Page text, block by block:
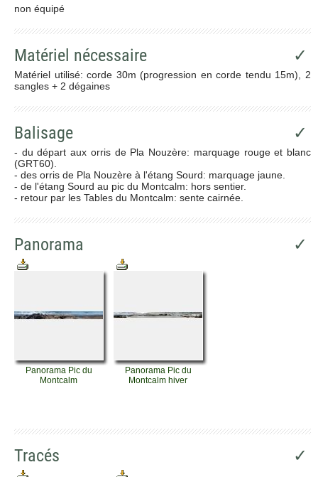
non équipé
Matériel nécessaire ✓
Matériel utilisé: corde 30m (progression en corde tendu 15m), 2
sangles + 2 dégaines
Balisage ✓
- du départ aux orris de Pla Nouzère: marquage rouge et blanc
(GRT60).
- des orris de Pla Nouzère à l'étang Sourd: marquage jaune.
- de l'étang Sourd au pic du Montcalm: hors sentier.
- retour par les Tables du Montcalm: sente cairnée.
Panorama ✓
Panorama Pic du
Montcalm
Panorama Pic du
Montcalm hiver
Tracés ✓